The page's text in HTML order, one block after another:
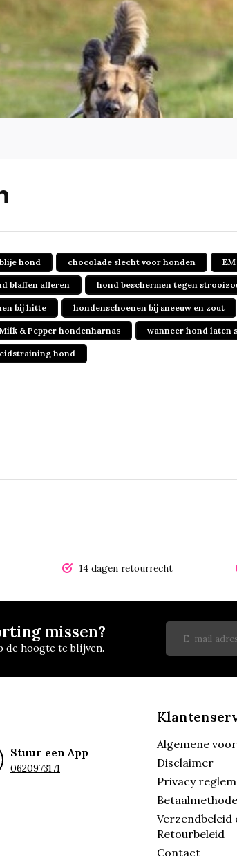
blije hond chocolade slecht voor honden
blaffen afleren hond beschermen tegen
bij hitte hondenschoenen bij sneeuw en zout
Milk & Pepper hondenharnas wanneer hond laten
hond
14 dagen retourrecht
missen?
de hoogte te blijven.
Stuur een App
0620973171
Algemene
Disclaimer
Privacy
Verzendbeleid
Retourbeleid
Contact